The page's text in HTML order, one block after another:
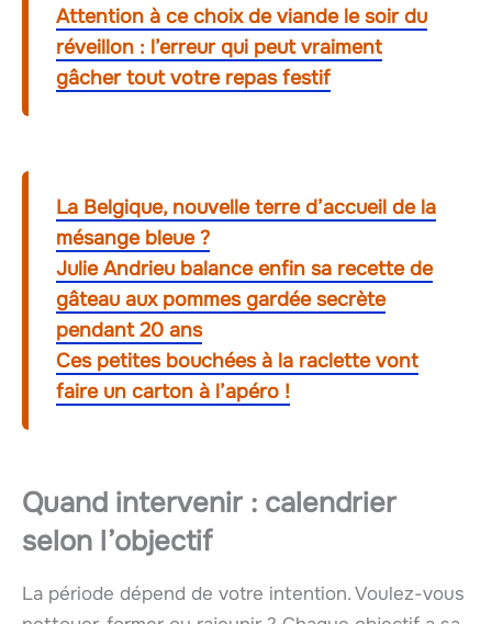
Attention à ce choix de viande le soir du
réveillon : l’erreur qui peut vraiment
gâcher tout votre repas festif
La Belgique, nouvelle terre d’accueil de la
mésange bleue ?
Julie Andrieu balance enfin sa recette de
gâteau aux pommes gardée secrète
pendant 20 ans
Ces petites bouchées à la raclette vont
faire un carton à l’apéro !
Quand intervenir : calendrier
selon l’objectif
La période dépend de votre intention. Voulez-vous